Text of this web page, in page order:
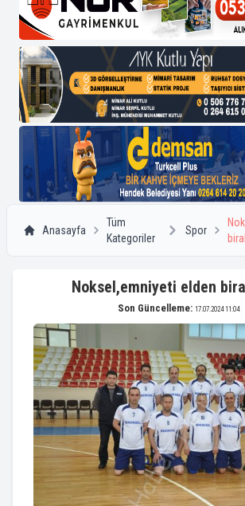
Anasayfa
Tüm
Kategoriler
Spor
Noksel,emniyeti elden
Son Güncelleme: 17.07.2024 11:04